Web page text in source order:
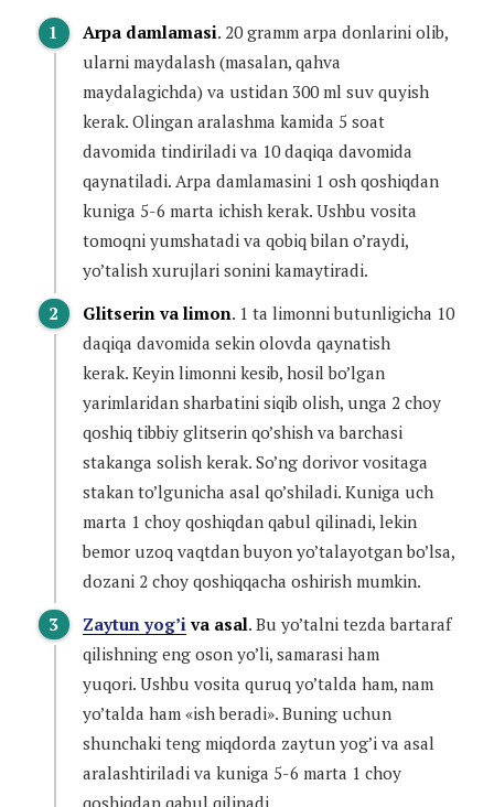
Arpa damlamasi. 20 gramm arpa donlarini olib,
ularni maydalash (masalan, qahva
maydalagichda) va ustidan 300 ml suv quyish
kerak. Olingan aralashma kamida 5 soat
davomida tindiriladi va 10 daqiqa davomida
qaynatiladi. Arpa damlamasini 1 osh qoshiqdan
kuniga 5-6 marta ichish kerak. Ushbu vosita
tomoqni yumshatadi va qobiq bilan o’raydi,
yo’talish xurujlari sonini kamaytiradi.
Glitserin va limon. 1 ta limonni butunligicha 10
daqiqa davomida sekin olovda qaynatish
kerak. Keyin limonni kesib, hosil bo’lgan
yarimlaridan sharbatini siqib olish, unga 2 choy
qoshiq tibbiy glitserin qo’shish va barchasi
stakanga solish kerak. So’ng dorivor vositaga
stakan to’lgunicha asal qo’shiladi. Kuniga uch
marta 1 choy qoshiqdan qabul qilinadi, lekin
bemor uzoq vaqtdan buyon yo’talayotgan bo’lsa,
dozani 2 choy qoshiqqacha oshirish mumkin.
Zaytun yog’i va asal. Bu yo’talni tezda bartaraf
qilishning eng oson yo’li, samarasi ham
yuqori. Ushbu vosita quruq yo’talda ham, nam
yo’talda ham «ish beradi». Buning uchun
shunchaki teng miqdorda zaytun yog’i va asal
aralashtiriladi va kuniga 5-6 marta 1 choy
qoshiqdan qabul qilinadi.